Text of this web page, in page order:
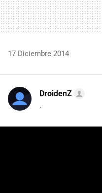
17 Diciembre 2014
DroidenZ
.